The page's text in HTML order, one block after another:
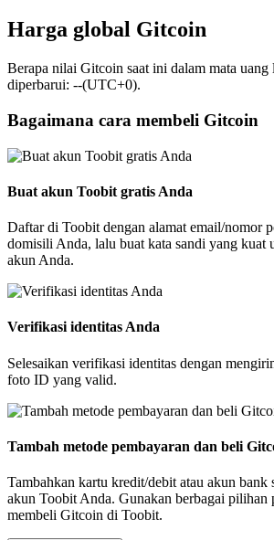
Harga global Gitcoin
Berapa nilai Gitcoin saat ini dalam mata uang
diperbarui: --(UTC+0).
Bagaimana cara membeli Gitcoin
Buat akun Toobit gratis Anda
Daftar di Toobit dengan alamat email/nomor
domisili Anda, lalu buat kata sandi yang kuat
akun Anda.
Verifikasi identitas Anda
Selesaikan verifikasi identitas dengan
foto ID yang valid.
Tambah metode pembayaran dan beli
Tambahkan kartu kredit/debit atau akun bank
akun Toobit Anda. Gunakan berbagai pilihan
membeli Gitcoin di Toobit.